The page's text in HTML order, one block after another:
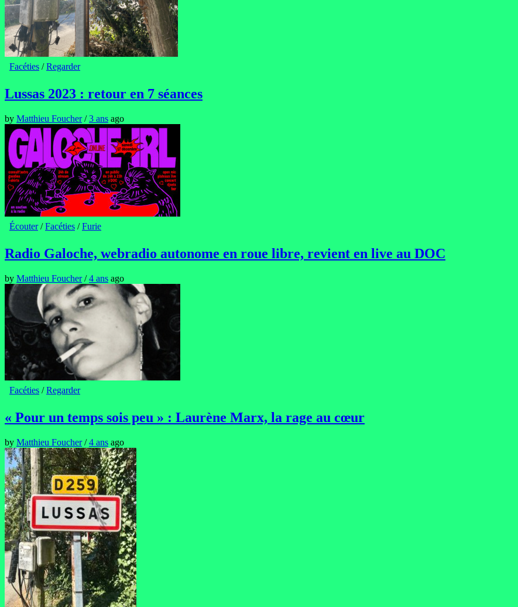
Facéties /Regarder
Lussas 2023 : retour en 7 séances
by Matthieu Foucher/3 ans ago
Écouter/Facéties /Furie
Radio Galoche, webradio autonome en roue libre, revient en live au DOC
by Matthieu Foucher/4 ans ago
Facéties /Regarder
« Pour un temps sois peu » : Laurène Marx, la rage au cœur
by Matthieu Foucher/4 ans ago